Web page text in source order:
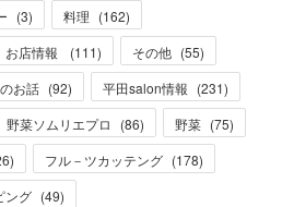
(3) 料理 (162)
お店情報 (111) その他 (55)
お話 (92) 平田salon情報 (231)
野菜ソムリエプロ (86) 野菜 (75)
) フル－ツカッテング (178)
ング (49)